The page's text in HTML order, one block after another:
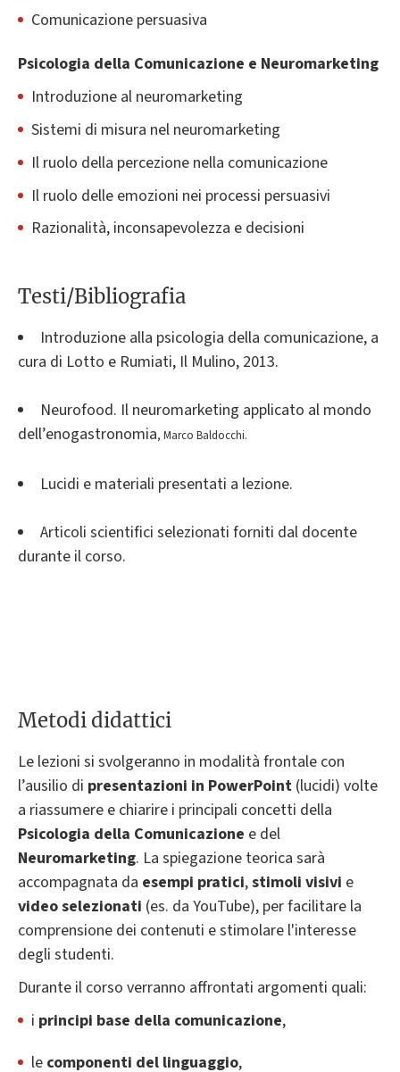
Comunicazione persuasiva
Psicologia della Comunicazione e Neuromarketing
Introduzione al neuromarketing
Sistemi di misura nel neuromarketing
Il ruolo della percezione nella comunicazione
Il ruolo delle emozioni nei processi persuasivi
Razionalità, inconsapevolezza e decisioni
Testi/Bibliografia
Introduzione alla psicologia della comunicazione, a
cura di Lotto e Rumiati, Il Mulino, 2013.
Neurofood. Il neuromarketing applicato al mondo
dell’enogastronomia, Marco Baldocchi.
Lucidi e materiali presentati a lezione.
Articoli scientifici selezionati forniti dal docente
durante il corso.
Metodi didattici
Le lezioni si svolgeranno in modalità frontale con
l’ausilio di presentazioni in PowerPoint (lucidi) volte
a riassumere e chiarire i principali concetti della
Psicologia della Comunicazione e del
Neuromarketing. La spiegazione teorica sarà
accompagnata da esempi pratici,stimoli visivi e
video selezionati (es. da YouTube), per facilitare la
comprensione dei contenuti e stimolare l'interesse
degli studenti.
Durante il corso verranno affrontati argomenti quali:
i principi base della comunicazione,
le componenti del linguaggio,